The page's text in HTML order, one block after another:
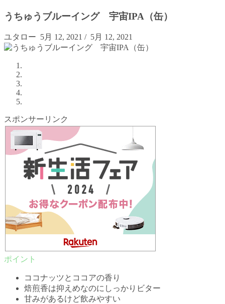
うちゅうブルーイング 宇宙IPA（缶）
ユタロー 5月 12, 2021 / 5月 12, 2021
スポンサーリンク
ココナッツとココアの香り
焙煎香は抑えめなのにしっかりビター
甘みがあるけど飲みやすい